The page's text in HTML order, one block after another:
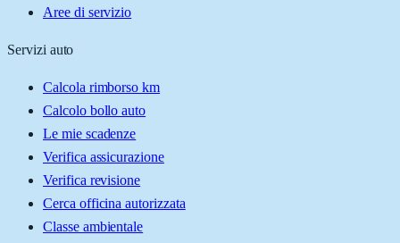
Aree di servizio
Servizi auto
Calcola rimborso km
Calcolo bollo auto
Le mie scadenze
Verifica assicurazione
Verifica revisione
Cerca officina autorizzata
Classe ambientale